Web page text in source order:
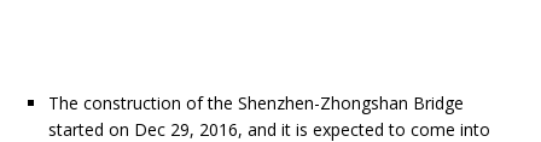
The construction of the Shenzhen-Zhongshan Bridge
started on Dec 29, 2016, and it is expected to come into